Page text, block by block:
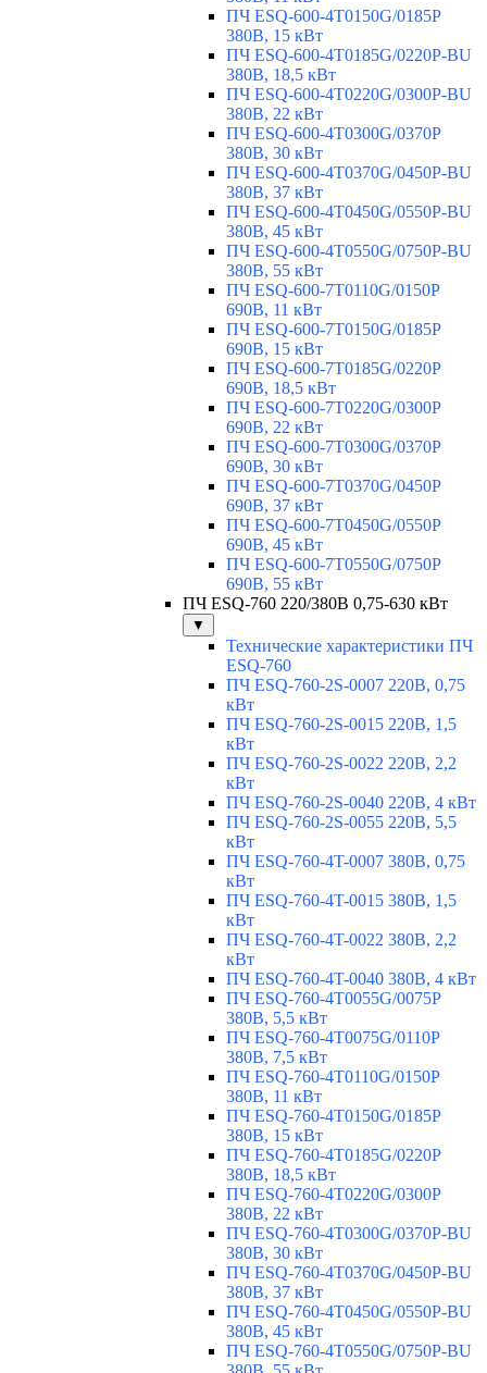
ПЧ ESQ-600-4T0150G/0185P
380В, 15 кВт
ПЧ ESQ-600-4T0185G/0220P-BU
380В, 18,5 кВт
ПЧ ESQ-600-4T0220G/0300P-BU
380В, 22 кВт
ПЧ ESQ-600-4T0300G/0370P
380В, 30 кВт
ПЧ ESQ-600-4T0370G/0450P-BU
380В, 37 кВт
ПЧ ESQ-600-4T0450G/0550P-BU
380В, 45 кВт
ПЧ ESQ-600-4T0550G/0750P-BU
380В, 55 кВт
ПЧ ESQ-600-7T0110G/0150P
690В, 11 кВт
ПЧ ESQ-600-7T0150G/0185P
690В, 15 кВт
ПЧ ESQ-600-7T0185G/0220P
690В, 18,5 кВт
ПЧ ESQ-600-7T0220G/0300P
690В, 22 кВт
ПЧ ESQ-600-7T0300G/0370P
690В, 30 кВт
ПЧ ESQ-600-7T0370G/0450P
690В, 37 кВт
ПЧ ESQ-600-7T0450G/0550P
690В, 45 кВт
ПЧ ESQ-600-7T0550G/0750P
690В, 55 кВт
ПЧ ESQ-760 220/380В 0,75-630 кВт
▼
Технические характеристики ПЧ
ESQ-760
ПЧ ESQ-760-2S-0007 220В, 0,75
кВт
ПЧ ESQ-760-2S-0015 220В, 1,5
кВт
ПЧ ESQ-760-2S-0022 220В, 2,2
кВт
ПЧ ESQ-760-2S-0040 220В, 4 кВт
ПЧ ESQ-760-2S-0055 220В, 5,5
кВт
ПЧ ESQ-760-4T-0007 380В, 0,75
кВт
ПЧ ESQ-760-4T-0015 380В, 1,5
кВт
ПЧ ESQ-760-4T-0022 380В, 2,2
кВт
ПЧ ESQ-760-4T-0040 380В, 4 кВт
ПЧ ESQ-760-4T0055G/0075P
380В, 5,5 кВт
ПЧ ESQ-760-4T0075G/0110P
380В, 7,5 кВт
ПЧ ESQ-760-4T0110G/0150P
380В, 11 кВт
ПЧ ESQ-760-4T0150G/0185P
380В, 15 кВт
ПЧ ESQ-760-4T0185G/0220P
380В, 18,5 кВт
ПЧ ESQ-760-4T0220G/0300P
380В, 22 кВт
ПЧ ESQ-760-4T0300G/0370P-BU
380В, 30 кВт
ПЧ ESQ-760-4T0370G/0450P-BU
380В, 37 кВт
ПЧ ESQ-760-4T0450G/0550P-BU
380В, 45 кВт
ПЧ ESQ-760-4T0550G/0750P-BU